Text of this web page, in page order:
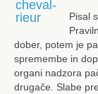
Pisal
dober, potem je
spremembe in
organi nadzora
drugače. Slabe